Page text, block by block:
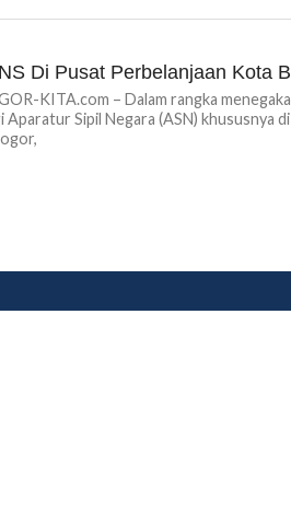
Di Pusat Perbelanjaan Kota
KITA.com – Dalam rangka
Aparatur Sipil Negara (ASN) khususnya